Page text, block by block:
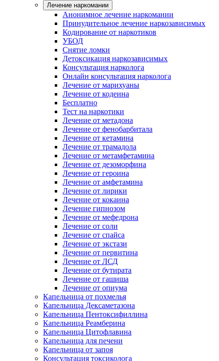
Лечение наркомании
Анонимное лечение наркомании
Принудительное лечение наркозависимых
Кодирование от наркотиков
УБОД
Снятие ломки
Детоксикация наркозависимых
Консультация нарколога
Онлайн консультация нарколога
Лечение от марихуаны
Лечение от кодеина
Бесплатно
Тест на наркотики
Лечение от метадона
Лечение от фенобарбитала
Лечение от кетамина
Лечение от трамадола
Лечение от метамфетамина
Лечение от дезоморфина
Лечение от героина
Лечение от амфетамина
Лечение от лирики
Лечение от кокаина
Лечение гипнозом
Лечение от мефедрона
Лечение от соли
Лечение от спайса
Лечение от экстази
Лечение от первитина
Лечение от ЛСД
Лечение от бутирата
Лечение от гашиша
Лечение от опиума
Капельница от похмелья
Капельница Дексаметазона
Капельница Пентоксифиллина
Капельница Реамберина
Капельница Цитофлавина
Капельница для печени
Капельница от запоя
Консультация токсиколога